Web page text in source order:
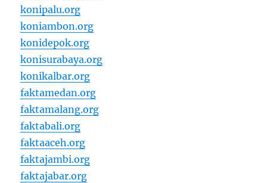
konipalu.org
koniambon.org
konidepok.org
konisurabaya.org
konikalbar.org
faktamedan.org
faktamalang.org
faktabali.org
faktaaceh.org
faktajambi.org
faktajabar.org